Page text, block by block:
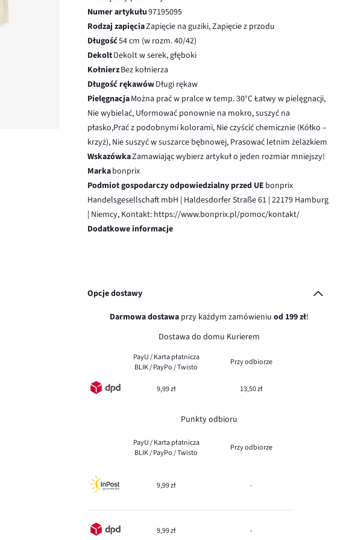
Numer artykułu97195095
Rodzaj zapięciaZapięcie na guziki, Zapięcie z przodu
Długość54 cm (w rozm. 40/42)
DekoltDekolt w serek, głęboki
KołnierzBez kołnierza
Długość rękawówDługi rękaw
PielęgnacjaMożna prać w pralce w temp. 30°C Łatwy w pielęgnacji,
Nie wybielać, Uformować ponownie na mokro, suszyć na
płasko,Prać z podobnymi kolorami, Nie czyścić chemicznie (Kółko –
krzyż), Nie suszyć w suszarce bębnowej, Prasować letnim żelazkiem
WskazówkaZamawiając wybierz artykuł o jeden rozmiar mniejszy!
Markabonprix
Podmiot gospodarczy odpowiedzialny przed UE bonprix
Handelsgesellschaft mbH | Haldesdorfer Straße 61 | 22179 Hamburg
| Niemcy, Kontakt: https://www.bonprix.pl/pomoc/kontakt/
Dodatkowe informacje
Opcje dostawy
Darmowa dostawaprzy każdym zamówieniu od 199 zł!
Dostawa do domu Kurierem
PayU / Karta płatnicza
BLIK / PayPo / Twisto
Przy odbiorze
9,99 zł 13,50 zł
Punkty odbioru
PayU / Karta płatnicza
BLIK / PayPo / Twisto
Przy odbiorze
9,99 zł -
9,99 zł -